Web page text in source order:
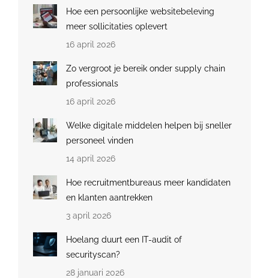
Hoe een persoonlijke websitebeleving
meer sollicitaties oplevert
16 april 2026
Zo vergroot je bereik onder supply chain
professionals
16 april 2026
Welke digitale middelen helpen bij sneller
personeel vinden
14 april 2026
Hoe recruitmentbureaus meer kandidaten
en klanten aantrekken
3 april 2026
Hoelang duurt een IT-audit of
securityscan?
28 januari 2026